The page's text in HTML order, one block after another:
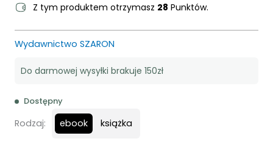
Z tym produktem otrzymasz 28 Punktów.
Wydawnictwo SZARON
Do darmowej wysyłki brakuje 150zł
Dostępny
Rodzaj: ebook książka